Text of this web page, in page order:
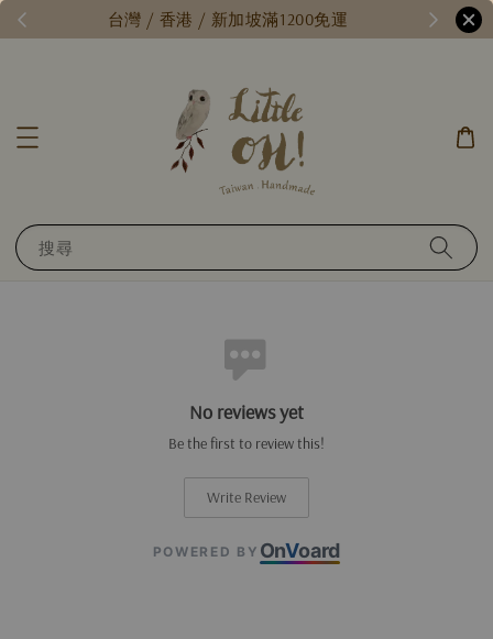
台灣 / 香港 / 新加坡滿1200免運
搜尋
No reviews yet
Be the first to review this!
Write Review
POWERED BY OnVoard